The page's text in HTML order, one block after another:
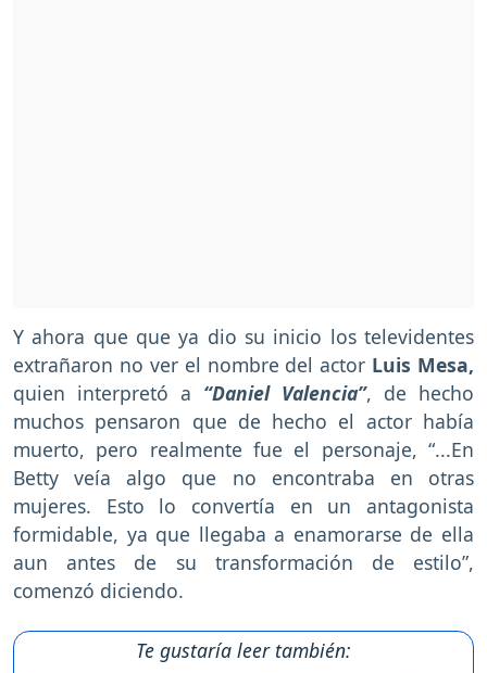
Y ahora que que ya dio su inicio los televidentes
extrañaron no ver el nombre del actor Luis Mesa,
quien interpretó a “Daniel Valencia”, de hecho
muchos pensaron que de hecho el actor había
muerto, pero realmente fue el personaje, “...En
Betty veía algo que no encontraba en otras
mujeres. Esto lo convertía en un antagonista
formidable, ya que llegaba a enamorarse de ella
aun antes de su transformación de estilo”,
comenzó diciendo.
Te gustaría leer también: